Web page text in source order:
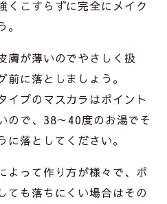
くこすらずに完全にメイク
膚が薄いのでやさしく扱
に落としましょう。
イプのマスカラはポイント
ので、38～40度のお湯でそ
落としてください。
よって作り方が様々で、ポ
ても落ちにくい場合はその